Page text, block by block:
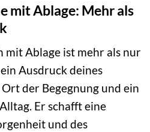
mit Ablage: Mehr als
mit Ablage ist mehr als nur
Ausdruck deines
der Begegnung und ein
Er schafft eine
und des